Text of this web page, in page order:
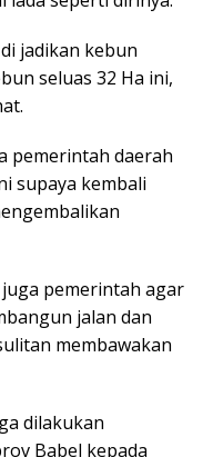
jadikan kebun
seluas 32 Ha ini,
pemerintah daerah
supaya kembali
pemerintah agar
jalan dan
membawakan
dilakukan
Babel kepada